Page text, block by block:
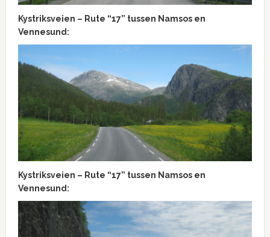
Kystriksveien – Rute “17” tussen Namsos en
Vennesund:
Kystriksveien – Rute “17” tussen Namsos en
Vennesund: